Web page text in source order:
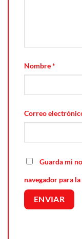
Nombre*
Correo
Guarda mi
navegador para